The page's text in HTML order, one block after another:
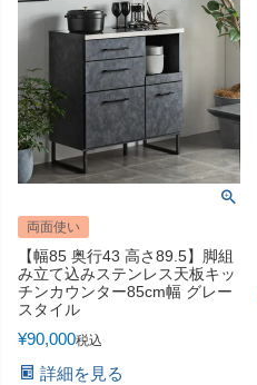
両面使い
【幅85 奥行43 高さ89.5】脚組
み立て込みステンレス天板キッ
チンカウンター85cm幅 グレー
スタイル
¥90,000税込
詳細を見る